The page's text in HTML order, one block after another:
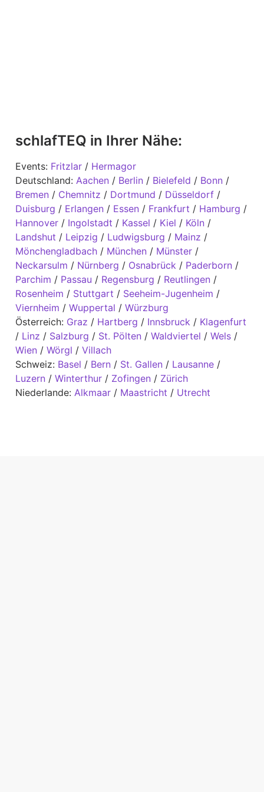
schlafTEQ in Ihrer Nähe:
Events: Fritzlar / Hermagor
Deutschland: Aachen / Berlin / Bielefeld / Bonn /
Bremen / Chemnitz / Dortmund / Düsseldorf /
Duisburg / Erlangen / Essen / Frankfurt / Hamburg /
Hannover / Ingolstadt / Kassel / Kiel / Köln /
Landshut / Leipzig / Ludwigsburg / Mainz /
Mönchengladbach / München / Münster /
Neckarsulm / Nürnberg / Osnabrück / Paderborn /
Parchim / Passau / Regensburg / Reutlingen /
Rosenheim / Stuttgart / Seeheim-Jugenheim /
Viernheim / Wuppertal / Würzburg
Österreich: Graz / Hartberg / Innsbruck / Klagenfurt
/ Linz / Salzburg / St. Pölten / Waldviertel / Wels /
Wien / Wörgl / Villach
Schweiz: Basel / Bern / St. Gallen / Lausanne /
Luzern / Winterthur / Zofingen / Zürich
Niederlande: Alkmaar / Maastricht / Utrecht